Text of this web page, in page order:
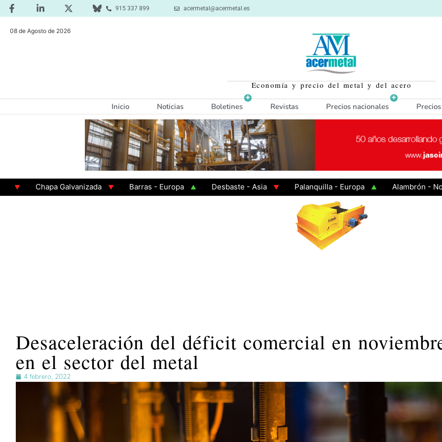
915 337 899 acermetal@acermetal.es
08 de Agosto de 2026
Economía y precio del metal y del acero
Inicio Noticias Boletines Revistas Precios nacionales
Chapa Galvanizada Barras - Europa Desbaste - Asia Palanquilla - Europa
Alambrón - Norte
Desaceleración del déficit comercial en
en el sector del metal
4 febrero, 2022